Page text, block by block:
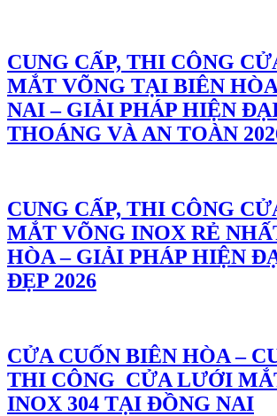
CUNG CẤP, THI CÔNG
MẮT VÕNG TẠI BIÊN
NAI – GIẢI PHÁP HIỆN
THOÁNG VÀ AN TOÀN
CUNG CẤP, THI CÔNG
MẮT VÕNG INOX RẺ
HÒA – GIẢI PHÁP HIỆN
ĐẸP 2026
CỬA CUỐN BIÊN HÒA –
THI CÔNG CỬA LƯỚI
INOX 304 TẠI ĐỒNG NAI